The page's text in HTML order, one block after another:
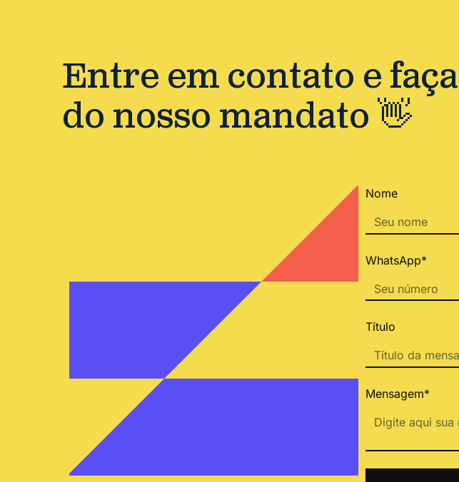
Entre em contato e
do nosso mandato 👋
Nome
WhatsApp*
Título
Mensagem*